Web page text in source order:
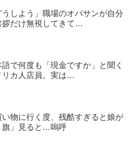
うしよう」職場のオバサンが自分
拶だけ無視してきて…
語で何度も「現金ですか」と聞く
リカ人店員。実は…
い物に行く度、残酷すぎると娘が
旗」見ると…嗚呼